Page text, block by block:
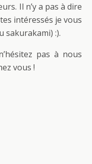
Il n’y a pas à dire
intéressés je vous
sakurakami) :).
pas à nous
vous !